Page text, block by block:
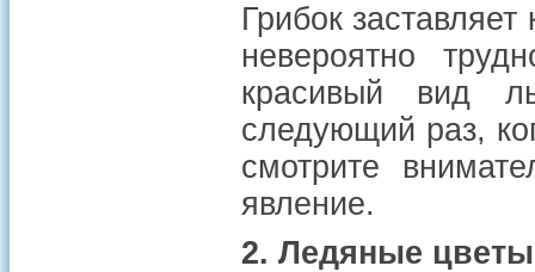
Грибок
невероятно
красивый вид
следующий раз,
смотрите
явление.
2. Ледяные цветы